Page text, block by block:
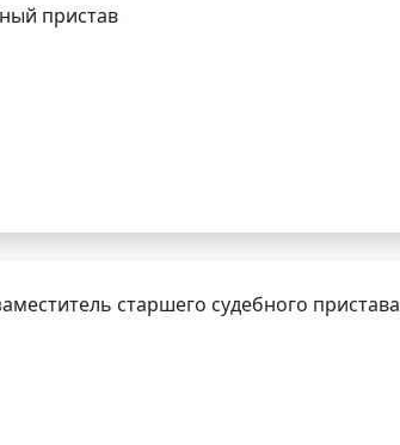
пристав
старшего судебного пристава